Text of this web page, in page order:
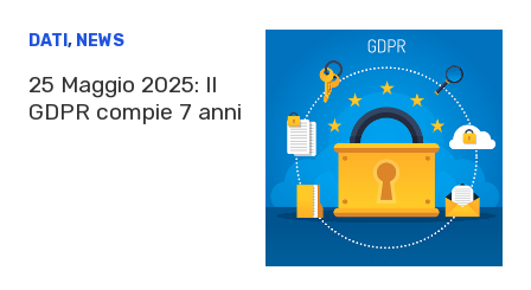
DATI , NEWS
25 Maggio 2025: Il
GDPR compie 7 anni